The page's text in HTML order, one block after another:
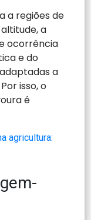
a regiões de
a
ocorrência
e do
a
isso, o
é
agricultura: